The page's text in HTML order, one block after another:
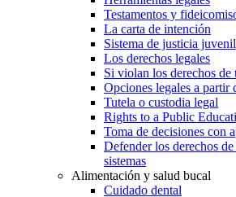
Testamentos y
La carta de intención
Sistema de justicia juvenil
Los derechos legales
Si violan los derechos de
Opciones legales a partir
Tutela o custodia legal
Rights to a Public
Toma de decisiones con
Defender los derechos
sistemas
Alimentación y salud bucal
Cuidado dental